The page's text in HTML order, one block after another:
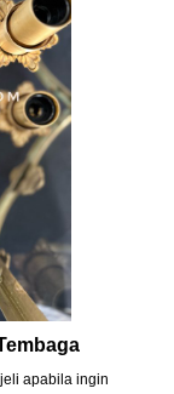
apabila ingin